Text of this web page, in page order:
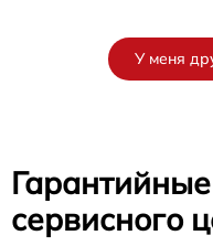
У меня
сервисного